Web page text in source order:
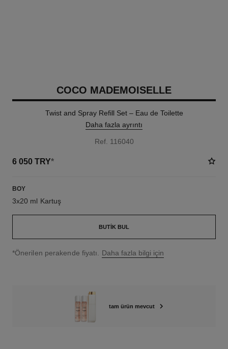
COCO MADEMOISELLE
Twist and Spray Refill Set – Eau de Toilette
Daha fazla ayrıntı
Ref. 116040
6 050 TRY*
BOY
3x20 ml Kartuş
BUTIK BUL
↩
*Önerilen perakende fiyatı. Daha fazla bilgi için
tam ürün mevcut